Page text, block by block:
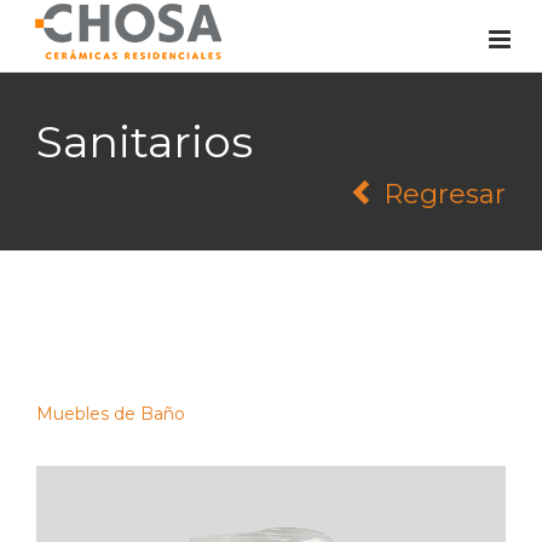
Sanitarios
Regresar
Muebles de Baño